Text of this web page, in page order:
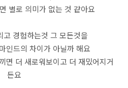
별로 의미가 없는 것 같아요
고 경험하는것 그 모든것을
인드의 차이가 아닐까 해요
면 더 새로워보이고 더 재밌어지거
든요